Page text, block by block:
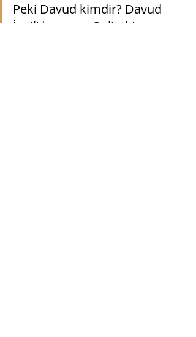
Peki Davud kimdir? Davud
İncil’de geçen Goliath’ı